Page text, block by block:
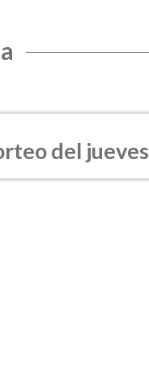
del jueves